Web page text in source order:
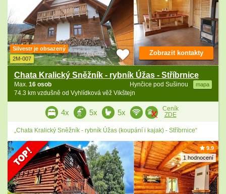
Silvestr je obsazený
2M-007
Chata Kralický Sněžník - rybník Úžas - Stříbrnice
Hynčice pod Sušinou mapa
Max. 16 osob
74.3 km vzdušně od Vyhlídková věž Vikštejn
Zobrazit kontakty
4x 5x 5x
Ceník
ZDE
„Chata Kralický Sněžník - rybník Úžas (koupání i kajak) - Stříbrnice“
9.9
1 hodnocení